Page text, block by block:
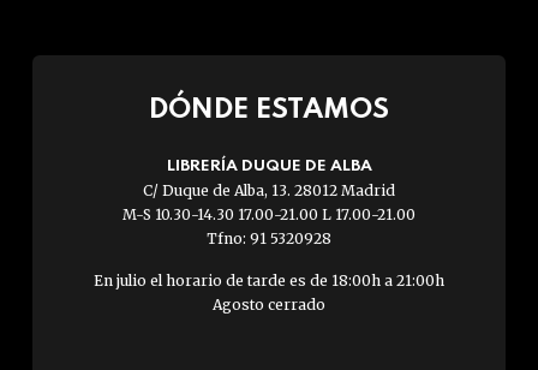
DÓNDE ESTAMOS
LIBRERÍA DUQUE DE ALBA
C/ Duque de Alba, 13. 28012 Madrid
M-S 10.30-14.30 17.00-21.00 L 17.00-21.00
Tfno: 91 5320928
En julio el horario de tarde es de 18:00h a 21:00h
Agosto cerrado